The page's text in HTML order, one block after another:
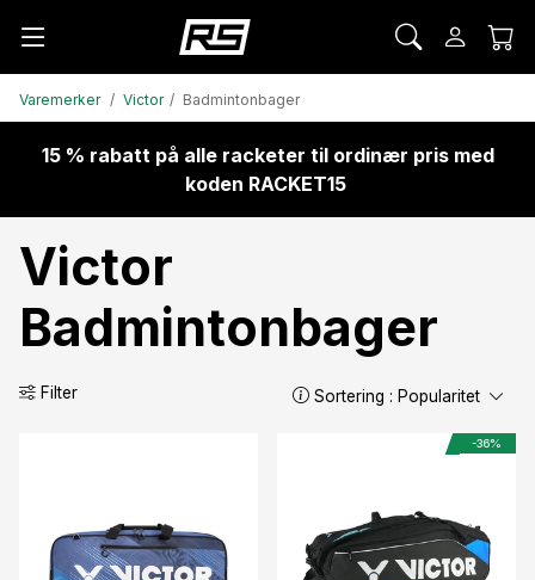
Varemerker Victor Badmintonbager
15 % rabatt på alle racketer til ordinær pris med
koden RACKET15
Victor
Badmintonbager
Filter Sortering : Popularitet
-36%